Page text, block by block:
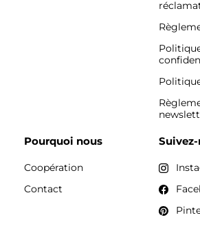
Pourquoi nous
Coopération
Contact